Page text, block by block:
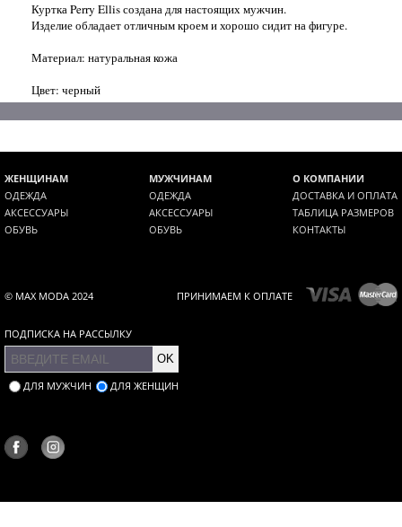
Куртка Perry Ellis создана для настоящих мужчин.
Изделие обладает отличным кроем и хорошо сидит на фигуре.
Материал: натуральная кожа
Цвет: черный
ЖЕНЩИНАМ
ОДЕЖДА
АКСЕССУАРЫ
ОБУВЬ
МУЖЧИНАМ
ОДЕЖДА
АКСЕССУАРЫ
ОБУВЬ
О КОМПАНИИ
ДОСТАВКА И ОПЛАТА
ТАБЛИЦА РАЗМЕРОВ
КОНТАКТЫ
© MAX MODA 2024 ПРИНИМАЕМ К ОПЛАТЕ
ПОДПИСКА НА РАССЫЛКУ
OK
ДЛЯ МУЖЧИН
ДЛЯ ЖЕНЩИН